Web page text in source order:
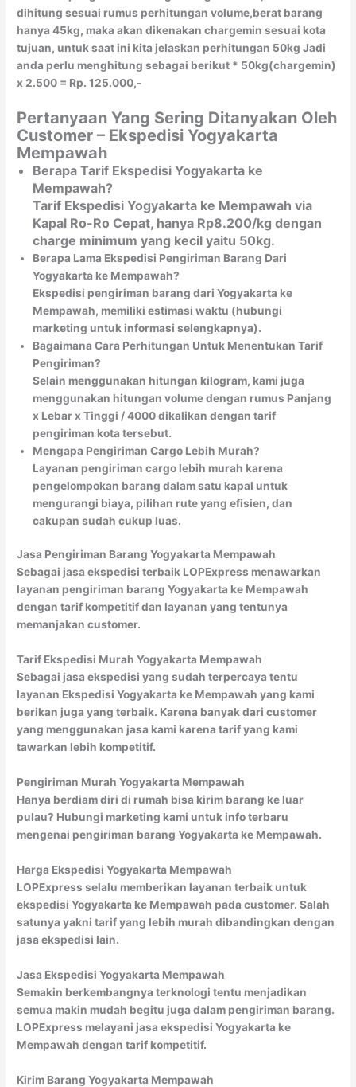
dihitung sesuai rumus perhitungan volume,berat barang
hanya 45kg, maka akan dikenakan chargemin sesuai kota
tujuan, untuk saat ini kita jelaskan perhitungan 50kg Jadi
anda perlu menghitung sebagai berikut * 50kg(chargemin)
x 2.500 = Rp. 125.000,-
Pertanyaan Yang Sering Ditanyakan Oleh
Customer – Ekspedisi Yogyakarta
Mempawah
Berapa Tarif Ekspedisi Yogyakarta ke
Mempawah?
Tarif Ekspedisi Yogyakarta ke Mempawah via
Kapal Ro-Ro Cepat, hanya Rp8.200/kg dengan
charge minimum yang kecil yaitu 50kg.
Berapa Lama Ekspedisi Pengiriman Barang Dari
Yogyakarta ke Mempawah?
Ekspedisi pengiriman barang dari Yogyakarta ke
Mempawah, memiliki estimasi waktu (hubungi
marketing untuk informasi selengkapnya).
Bagaimana Cara Perhitungan Untuk Menentukan Tarif
Pengiriman?
Selain menggunakan hitungan kilogram, kami juga
menggunakan hitungan volume dengan rumus Panjang
x Lebar x Tinggi / 4000 dikalikan dengan tarif
pengiriman kota tersebut.
Mengapa Pengiriman Cargo Lebih Murah?
Layanan pengiriman cargo lebih murah karena
pengelompokan barang dalam satu kapal untuk
mengurangi biaya, pilihan rute yang efisien, dan
cakupan sudah cukup luas.
Jasa Pengiriman Barang Yogyakarta Mempawah
Sebagai jasa ekspedisi terbaik LOPExpress menawarkan
layanan pengiriman barang Yogyakarta ke Mempawah
dengan tarif kompetitif dan layanan yang tentunya
memanjakan customer.
Tarif Ekspedisi Murah Yogyakarta Mempawah
Sebagai jasa ekspedisi yang sudah terpercaya tentu
layanan Ekspedisi Yogyakarta ke Mempawah yang kami
berikan juga yang terbaik. Karena banyak dari customer
yang menggunakan jasa kami karena tarif yang kami
tawarkan lebih kompetitif.
Pengiriman Murah Yogyakarta Mempawah
Hanya berdiam diri di rumah bisa kirim barang ke luar
pulau? Hubungi marketing kami untuk info terbaru
mengenai pengiriman barang Yogyakarta ke Mempawah.
Harga Ekspedisi Yogyakarta Mempawah
LOPExpress selalu memberikan layanan terbaik untuk
ekspedisi Yogyakarta ke Mempawah pada customer. Salah
satunya yakni tarif yang lebih murah dibandingkan dengan
jasa ekspedisi lain.
Jasa Ekspedisi Yogyakarta Mempawah
Semakin berkembangnya terknologi tentu menjadikan
semua makin mudah begitu juga dalam pengiriman barang.
LOPExpress melayani jasa ekspedisi Yogyakarta ke
Mempawah dengan tarif kompetitif.
Kirim Barang Yogyakarta Mempawah